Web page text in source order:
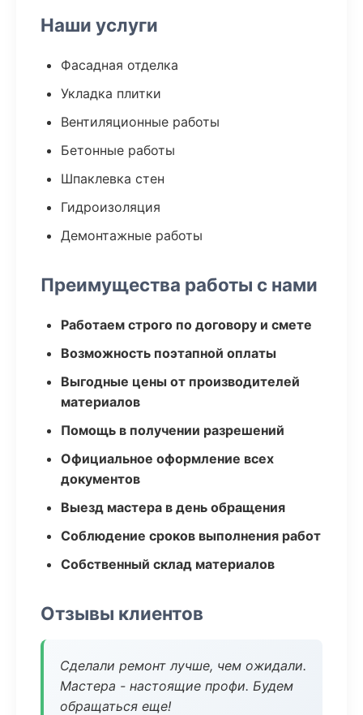
Наши услуги
Фасадная отделка
Укладка плитки
Вентиляционные работы
Бетонные работы
Шпаклевка стен
Гидроизоляция
Демонтажные работы
Преимущества работы с нами
Работаем строго по договору и смете
Возможность поэтапной оплаты
Выгодные цены от производителей
материалов
Помощь в получении разрешений
Официальное оформление всех
документов
Выезд мастера в день обращения
Соблюдение сроков выполнения работ
Собственный склад материалов
Отзывы клиентов
Сделали ремонт лучше, чем ожидали.
Мастера - настоящие профи. Будем
обращаться еще!